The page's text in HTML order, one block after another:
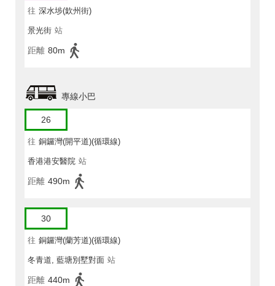
往 深水埗(欽州街)
景光街 站
距離 80m
專線小巴
26
往 銅鑼灣(開平道)(循環線)
香港港安醫院 站
距離 490m
30
往 銅鑼灣(蘭芳道)(循環線)
冬青道, 藍塘別墅對面 站
距離 440m